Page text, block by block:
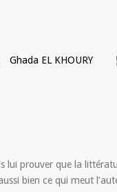
Ghada EL KHOURY
prouver que la
bien ce qui meut